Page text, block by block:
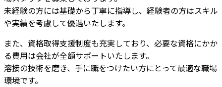
未経験の方には基礎から丁寧に指導し、経験者の方はスキル
や実績を考慮して優遇いたします。
また、資格取得支援制度も充実しており、必要な資格にかか
る費用は会社が全額サポートいたします。
溶接の技術を磨き、手に職をつけたい方にとって最適な職場
環境です。